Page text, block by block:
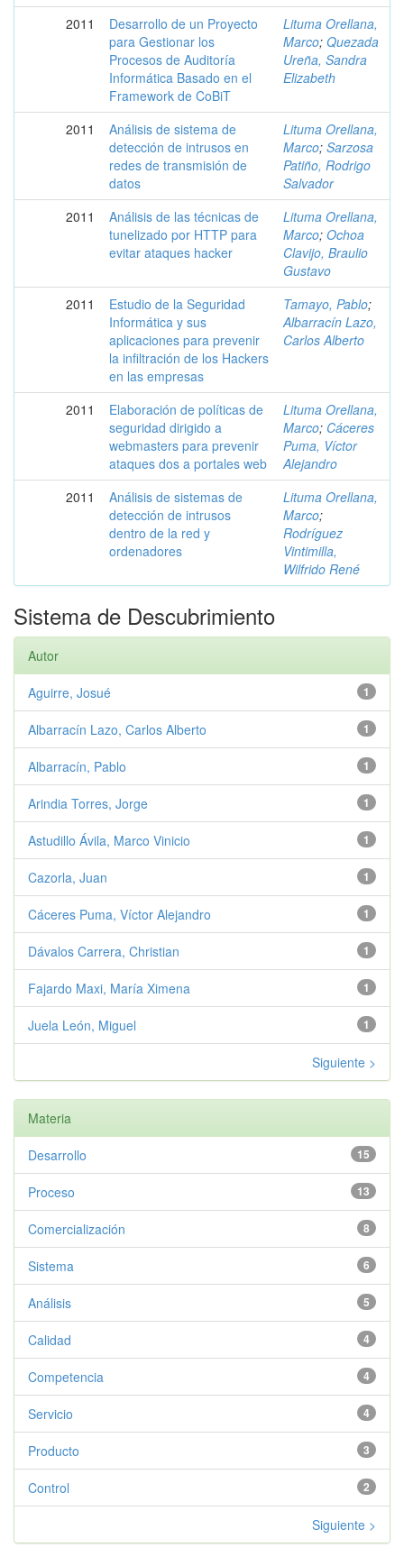
2011
Desarrollo de un Proyecto
para Gestionar los
Procesos de Auditoría
Informática Basado en el
Framework de CoBiT
Lituma Orellana,
Marco; Quezada
Ureña, Sandra
Elizabeth
2011
Análisis de sistema de
detección de intrusos en
redes de transmisión de
datos
Lituma Orellana,
Marco; Sarzosa
Patiño, Rodrigo
Salvador
2011
Análisis de las técnicas de
tunelizado por HTTP para
evitar ataques hacker
Lituma Orellana,
Marco; Ochoa
Clavijo, Braulio
Gustavo
2011
Estudio de la Seguridad
Informática y sus
aplicaciones para prevenir
la infiltración de los Hackers
en las empresas
Tamayo, Pablo;
Albarracín Lazo,
Carlos Alberto
2011
Elaboración de políticas de
seguridad dirigido a
webmasters para prevenir
ataques dos a portales web
Lituma Orellana,
Marco; Cáceres
Puma, Víctor
Alejandro
2011
Análisis de sistemas de
detección de intrusos
dentro de la red y
ordenadores
Lituma Orellana,
Marco;
Rodríguez
Vintimilla,
Wilfrido René
Sistema de Descubrimiento
Autor
1
Aguirre, Josué
1
Albarracín Lazo, Carlos Alberto
1
Albarracín, Pablo
1
Arindia Torres, Jorge
1
Astudillo Ávila, Marco Vinicio
1
Cazorla, Juan
1
Cáceres Puma, Víctor Alejandro
1
Dávalos Carrera, Christian
1
Fajardo Maxi, María Ximena
1
Juela León, Miguel
Siguiente >
Materia
15
Desarrollo
13
Proceso
8
Comercialización
6
Sistema
5
Análisis
4
Calidad
4
Competencia
4
Servicio
3
Producto
2
Control
Siguiente >